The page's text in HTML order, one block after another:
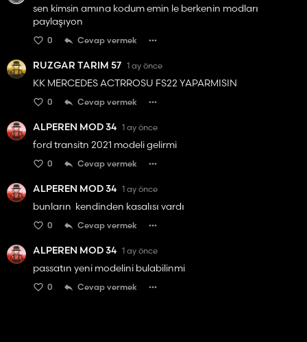
sen kimsin amına kodum emin le berkenin modları
paylaşıyon
0 Cevap vermek
RUZGAR TARIM 57 1 ay önce
KK MERCEDES ACTRROSU FS22 YAPARMISIN
0 Cevap vermek
ALPEREN MOD 34 1 ay önce
ford transitn 2021 modeli gelirmi
0 Cevap vermek
ALPEREN MOD 34 1 ay önce
bunların kendinden kasalısı vardı
0 Cevap vermek
ALPEREN MOD 34 1 ay önce
passatın yeni modelini bulabilinmi
0 Cevap vermek